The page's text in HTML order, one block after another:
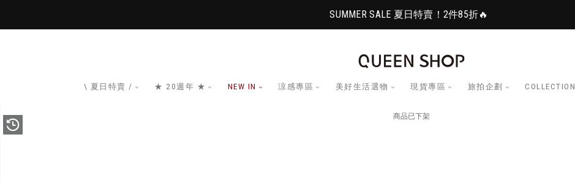
SUMMER SALE 夏日特賣！2件85折🔥
\ 夏日特賣 / ★ 20週年 ★ NEW IN 涼感專區 美好生活選物 現貨專區 旅拍企劃 COLLECTION
商品已下架